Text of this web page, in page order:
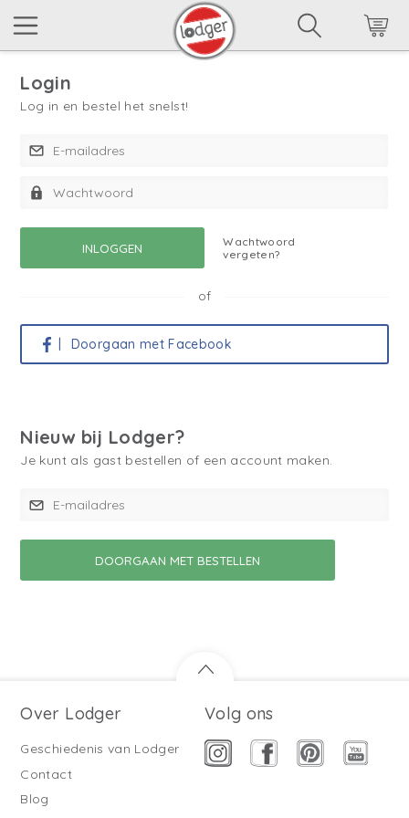
Login
Log in en bestel het snelst!
Wachtwoord
vergeten?
of
Doorgaan met Facebook
Nieuw bij Lodger?
Je kunt als gast bestellen of een account maken.
Over Lodger
Geschiedenis van Lodger
Contact
Blog
Volg ons